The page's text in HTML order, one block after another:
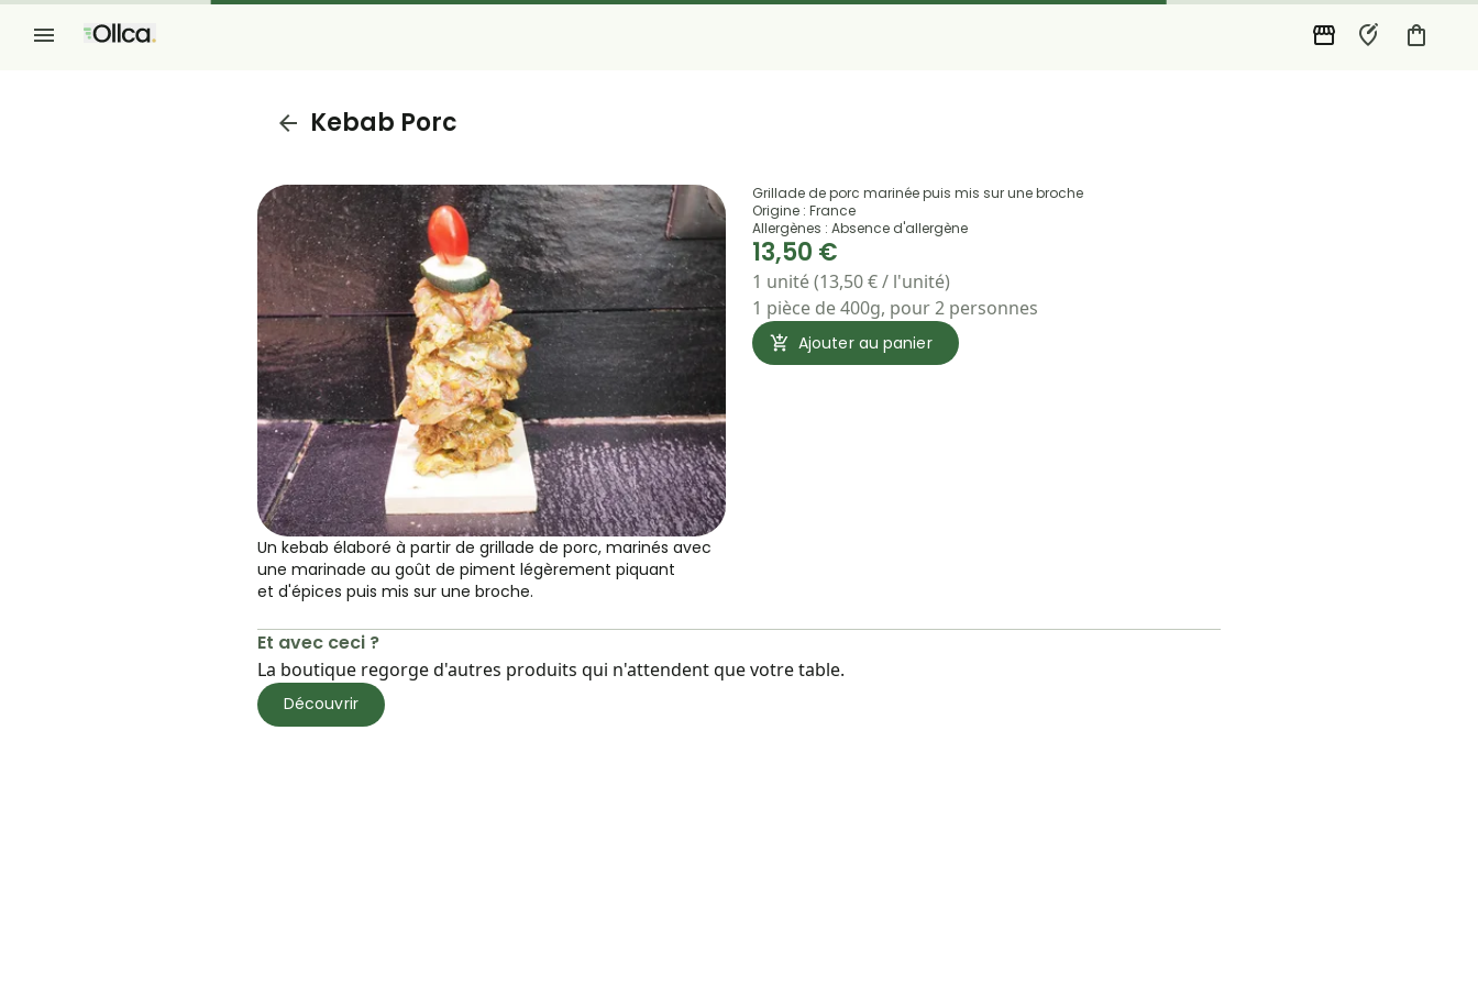
Kebab Porc
Un kebab élaboré à partir de grillade de porc, marinés avec
une marinade au goût de piment légèrement piquant
et d'épices puis mis sur une broche.
Grillade de porc marinée puis mis sur une broche
Origine : France
Allergènes : Absence d'allergène
13,50 €
1 unité (13,50 € / l'unité)
1 pièce de 400g, pour 2 personnes
Ajouter au panier
Et avec ceci ?
La boutique regorge d'autres produits qui n'attendent que votre table.
Découvrir